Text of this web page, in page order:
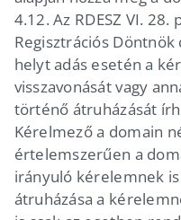
4.12. Az RDESZ VI. 28.
Regisztrációs
helyt adás esetén a
visszavonását vagy
történő átruházását
Kérelmező a domain
értelemszerűen a
irányuló kérelemnek
átruházása a